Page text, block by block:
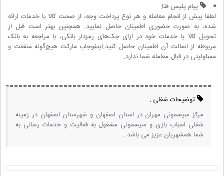
پیام پلیس فتا:
لطفا پیش از انجام معامله و هر نوع پرداخت وجه، از صحت کالا یا خدمات ارائه
شده، به صورت حضوری اطمینان حاصل نمایید. همچنین بهتر است قبل از
تحویل کالا یا خدمات خود در ازای چک‌های رمزدار بانکی، با مراجعه به بانک
مربوطه از اصالت آن اطمینان حاصل کنید.اینفوجاب مارکت هیچ‌گونه منفعت و
مسئولیتی در قبال معامله شما ندارد.
توضیحات شغلی :
مرکز سیسمونی مهران در استان اصفهان و شهرستان اصفهان در زمینه
شغلی اسباب بازی و سیسمونی مشغول به فعالیت و خدمات رسانی به
شما همشهریان عزیز می باشد .